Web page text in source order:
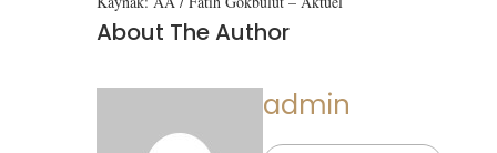
About The Author
admin